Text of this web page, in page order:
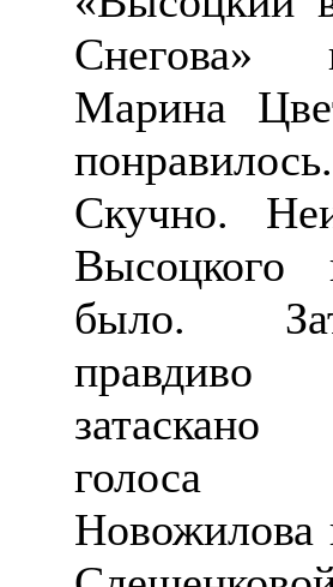
Снегова»
Марина
Скучно.
Высоцкого
было.
голоса
Новожилова